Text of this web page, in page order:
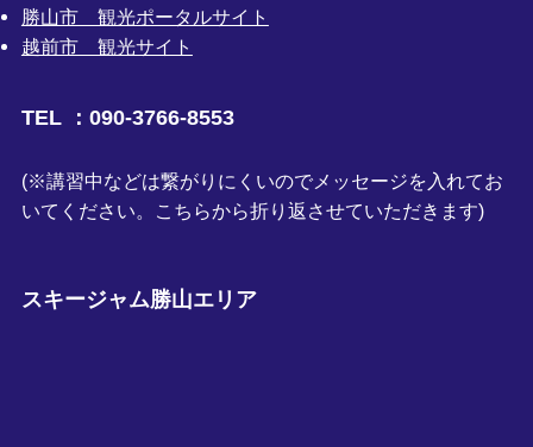
勝山市 観光ポータルサイト
越前市 観光サイト
TEL ：090-3766-8553
(※講習中などは繋がりにくいのでメッセージを入れてお
いてください。こちらから折り返させていただきます)
スキージャム勝山エリア